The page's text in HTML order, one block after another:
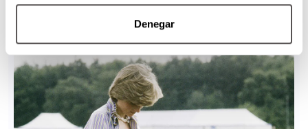
Denegar